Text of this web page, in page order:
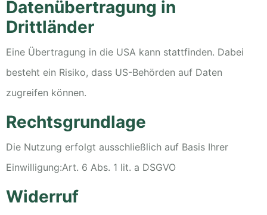
Datenübertragung in
Drittländer
Eine Übertragung in die USA kann stattfinden. Dabei
besteht ein Risiko, dass US-Behörden auf Daten
zugreifen können.
Rechtsgrundlage
Die Nutzung erfolgt ausschließlich auf Basis Ihrer
Einwilligung:Art. 6 Abs. 1 lit. a DSGVO
Widerruf